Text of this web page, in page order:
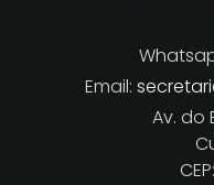
Email:
Av. do